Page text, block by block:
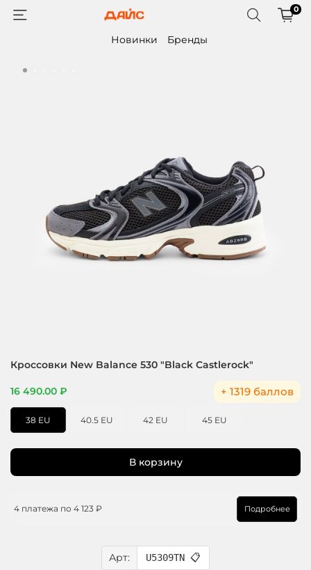
0
Новинки Бренды
Кроссовки New Balance 530 "Black Castlerock"
16 490.00 ₽ + 1319 баллов
Арт: U5309TN 📋
В корзину
4 платежа по 4 123 ₽ Подробнее
38 EU 40.5 EU 42 EU 45 EU